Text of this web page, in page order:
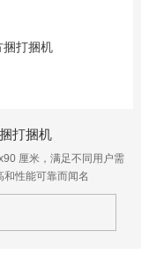
打捆机
厘米，满足不同用户需
性能可靠而闻名